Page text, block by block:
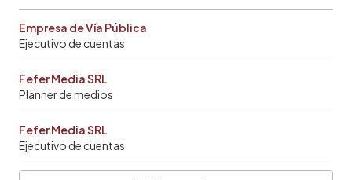
Empresa de Vía Pública
Ejecutivo de cuentas
Fefer Media SRL
Planner de medios
Fefer Media SRL
Ejecutivo de cuentas